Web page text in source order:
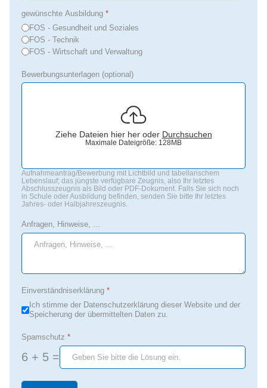
gewünschte Ausbildung*
FOS - Gesundheit und Soziales
FOS - Technik
FOS - Wirtschaft und Verwaltung
Bewerbungsunterlagen (optional)
Ziehe Dateien hier her oder Durchsuchen
Maximale Dateigröße: 128MB
Aufnahmeantrag/Bewerbung mit Lichtbild und tabellarischem
Lebenslauf; das jüngste verfügbare Zeugnis, also Ihr letztes
Abschlusszeugnis als Bild oder PDF-Dokument. Falls Sie sich noch
in Schule oder Ausbildung befinden, senden Sie bitte Ihr letztes
Jahres- oder Halbjahreszeugnis.
Anfragen, Hinweise, ...
Einverständniserklärung*
Ich stimme der Datenschutzerklärung dieser Website und der
Speicherung der übermittelten Daten zu.
Spamschutz*
6 + 5 =